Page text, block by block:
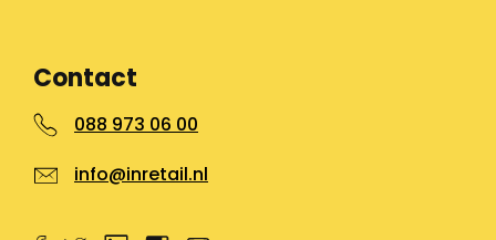
Contact
088 973 06 00
info@inretail.nl